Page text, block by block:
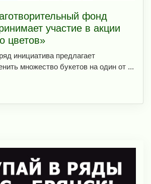
фонд
участие в акции
цветов»
инициатива предлагает
множество букетов на один от ...